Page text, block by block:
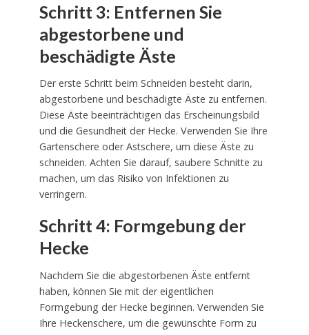
Schritt 3: Entfernen Sie
abgestorbene und
beschädigte Äste
Der erste Schritt beim Schneiden besteht darin,
abgestorbene und beschädigte Äste zu entfernen.
Diese Äste beeinträchtigen das Erscheinungsbild
und die Gesundheit der Hecke. Verwenden Sie Ihre
Gartenschere oder Astschere, um diese Äste zu
schneiden. Achten Sie darauf, saubere Schnitte zu
machen, um das Risiko von Infektionen zu
verringern.
Schritt 4: Formgebung der
Hecke
Nachdem Sie die abgestorbenen Äste entfernt
haben, können Sie mit der eigentlichen
Formgebung der Hecke beginnen. Verwenden Sie
Ihre Heckenschere, um die gewünschte Form zu